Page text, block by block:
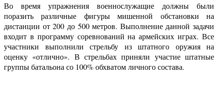
Во время упражнения военнослужащие должны были
поразить различные фигуры мишенной обстановки на
дистанции от 200 до 500 метров. Выполнение данной задачи
входит в программу соревнований на армейских играх. Все
участники выполнили стрельбу из штатного оружия на
оценку «отлично». В стрельбах приняли участие штатные
группы батальона со 100% обхватом личного состава.